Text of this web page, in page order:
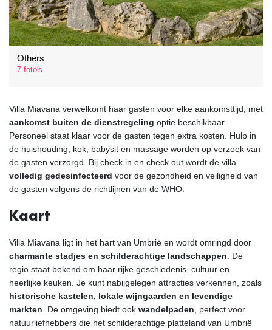
Others
7 foto's
Villa Miavana verwelkomt haar gasten voor elke aankomsttijd; met
aankomst buiten de dienstregeling optie beschikbaar.
Personeel staat klaar voor de gasten tegen extra kosten. Hulp in
de huishouding, kok, babysit en massage worden op verzoek van
de gasten verzorgd. Bij check in en check out wordt de villa
volledig gedesinfecteerd voor de gezondheid en veiligheid van
de gasten volgens de richtlijnen van de WHO.
Kaart
Villa Miavana ligt in het hart van Umbrië en wordt omringd door
charmante stadjes en schilderachtige landschappen . De
regio staat bekend om haar rijke geschiedenis, cultuur en
heerlijke keuken. Je kunt nabijgelegen attracties verkennen, zoals
historische kastelen, lokale wijngaarden en levendige
markten . De omgeving biedt ook wandelpaden , perfect voor
natuurliefhebbers die het schilderachtige platteland van Umbrië